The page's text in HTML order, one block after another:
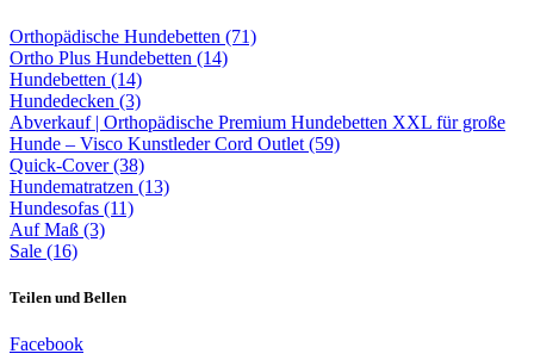
Orthopädische Hundebetten (71)
Ortho Plus Hundebetten (14)
Hundebetten (14)
Hundedecken (3)
Abverkauf | Orthopädische Premium Hundebetten XXL für große
Hunde – Visco Kunstleder Cord Outlet (59)
Quick-Cover (38)
Hundematratzen (13)
Hundesofas (11)
Auf Maß (3)
Sale (16)
Teilen und Bellen
Facebook